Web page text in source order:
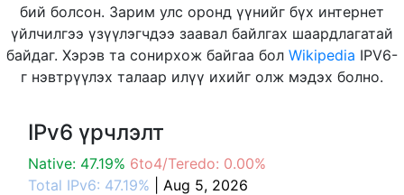
бий болсон. Зарим улс оронд үүнийг бүх интернет
үйлчилгээ үзүүлэгчдээ заавал байлгах шаардлагатай
байдаг. Хэрэв та сонирхож байгаа бол Wikipedia IPV6-
г нэвтрүүлэх талаар илүү ихийг олж мэдэх болно.
IPv6 үрчлэлт
Native: 47.19% 6to4/Teredo: 0.00%
Total IPv6: 47.19% | Aug 5, 2026